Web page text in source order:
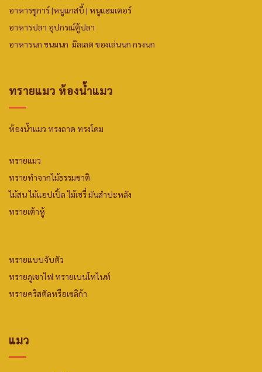
อาหารชูการ์|หนูแกสบี้ | หนูแฮมเตอร์
อาหารปลา อุปกรณ์ตู้ปลา
อาหารนก ขนมนก มิลเลต ของเล่นนก กรงนก
ทรายแมว ห้องน้ำแมว
ห้องน้ำแมว ทรงถาด ทรงโดม
ทรายแมว
ทรายทำจากไม้ธรรมชาติ
ไม้สนไม้แอปเปิ้ลไม้เชรี่ มันสำปะหลัง
ทรายเต้าหู้
ทรายแบบจับตัว
ทรายภูเขาไฟ ทรายเบนโทไนท์
ทรายคริสตัลหรือเซลิก้า
แมว